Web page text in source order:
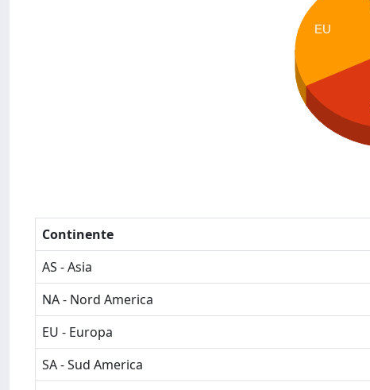
EU
Continente
AS - Asia
NA - Nord America
EU - Europa
SA - Sud America